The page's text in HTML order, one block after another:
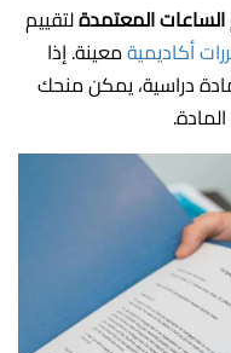
الساعات المعتمدةلتقييم
أكاديميةمعينة. إذا
دراسية، يمكن منحك